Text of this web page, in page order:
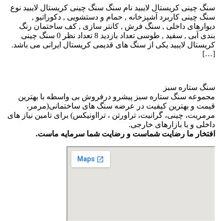
سنگ چینی کریستال لایبید نام سنگ سنگ چینی کریستال لایبید نوع
سنگ چینی کاربرد آشپزخانه , حمام و دستشویی , دکوراتیو ,
دیوارهای داخلی , سنگ فرش , کانتر سازی , کف ساختمان رنگ
بندی آبی , سفید , طوسی تعداد بازدید 8 تعداد نظر 0 سنگ چینی
کریستال لایبید یکی از سنگ های قدیمی کریستال ایرانی می باشد.
[…]
سنگ ستاره سبز
مجموعه سنگ ستاره سبز پیشرو درفروش بی واسطه با بهترین
قیمت و بهترین کیفیت در عرضه سنگ های ساختمانی(مرمر،
مرمریت، چینی، گرانیت، تراورتن ، ترااونیکس) برای تامین نیاز های
داخلی و با بازارهای خارجی.
افتخار ما رضایت شماست و رضایت شما سرمایه ماست.